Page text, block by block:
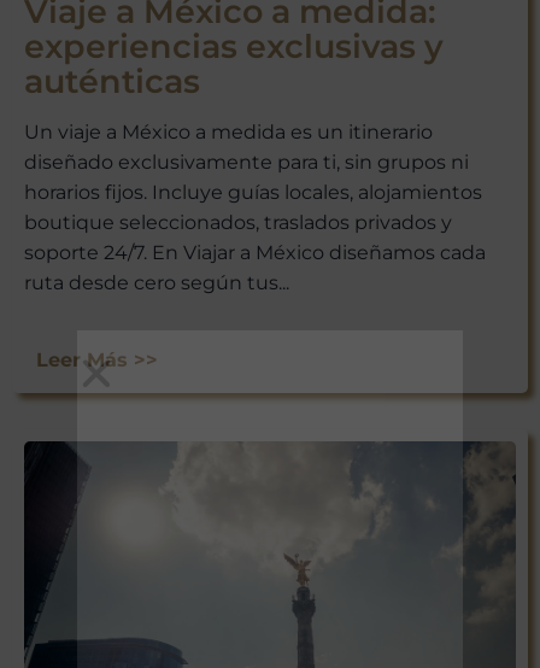
Viaje a México a medida:
experiencias exclusivas y
auténticas
Un viaje a México a medida es un itinerario
diseñado exclusivamente para ti, sin grupos ni
horarios fijos. Incluye guías locales, alojamientos
boutique seleccionados, traslados privados y
soporte 24/7. En Viajar a México diseñamos cada
ruta desde cero según tus...
Leer Más >>